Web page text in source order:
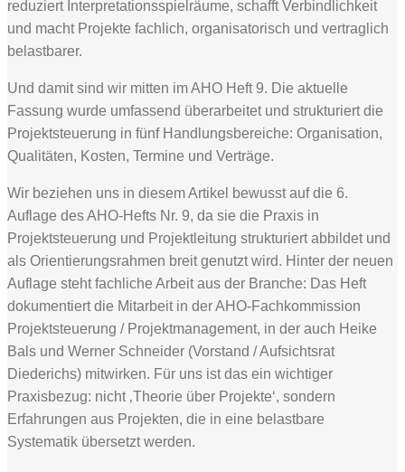
reduziert Interpretationsspielräume, schafft Verbindlichkeit
und macht Projekte fachlich, organisatorisch und vertraglich
belastbarer.
Und damit sind wir mitten im AHO Heft 9. Die aktuelle
Fassung wurde umfassend überarbeitet und strukturiert die
Projektsteuerung in fünf Handlungsbereiche: Organisation,
Qualitäten, Kosten, Termine und Verträge.
Wir beziehen uns in diesem Artikel bewusst auf die 6.
Auflage des AHO-Hefts Nr. 9, da sie die Praxis in
Projektsteuerung und Projektleitung strukturiert abbildet und
als Orientierungsrahmen breit genutzt wird. Hinter der neuen
Auflage steht fachliche Arbeit aus der Branche: Das Heft
dokumentiert die Mitarbeit in der AHO-Fachkommission
Projektsteuerung / Projektmanagement, in der auch Heike
Bals und Werner Schneider (Vorstand / Aufsichtsrat
Diederichs) mitwirken. Für uns ist das ein wichtiger
Praxisbezug: nicht ‚Theorie über Projekte‘, sondern
Erfahrungen aus Projekten, die in eine belastbare
Systematik übersetzt werden.